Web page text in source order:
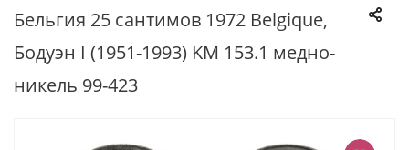
Бельгия 25 сантимов 1972 Belgique,
Бодуэн I (1951-1993) KM 153.1 медно-
никель 99-423